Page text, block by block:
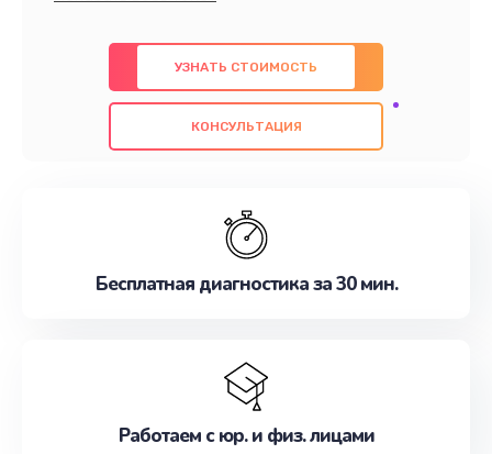
предлагаем быстрый и качественный ремонт с
использованием оригинальных компонентов, а
также гарантируем качество всех
проведенных работ. Наша цель - предоставить
наилучшим образом. Не медлите записаться на
УЗНАТЬ СТОИМОСТЬ
КОНСУЛЬТАЦИЯ
Бесплатная диагностика за 30 мин.
Работаем с юр. и физ. лицами